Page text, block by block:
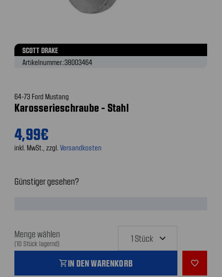
SCOTT DRAKE
Artikelnummer.:38003464
64-73 Ford Mustang
Karosserieschraube - Stahl
4,99€
inkl. MwSt., zzgl. Versandkosten
Günstiger gesehen?
Menge wählen
(10 Stück lagernd)
shopping_cartIN DEN WARENKORB favorite_outline